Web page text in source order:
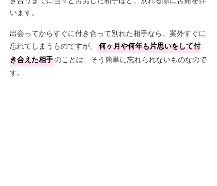
います。
出会ってからすぐに付き合って別れた相手なら、案外すぐに
忘れてしまうものですが、
何ヶ月や何年も片思いをして付
き合えた相手のことは、そう簡単に忘れられないものなので
す。